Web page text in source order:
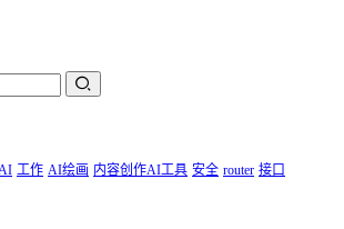
工作 AI绘画 内容创作AI工具 安全 router 接口